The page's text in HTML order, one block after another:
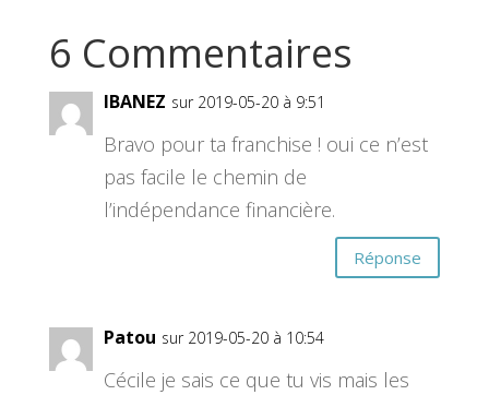
o
o
k
er
6 Commentaires
IBANEZ sur 2019-05-20 à 9:51
Bravo pour ta franchise ! oui ce n’est
pas facile le chemin de
l’indépendance financière.
Réponse
Patou sur 2019-05-20 à 10:54
Cécile je sais ce que tu vis mais les